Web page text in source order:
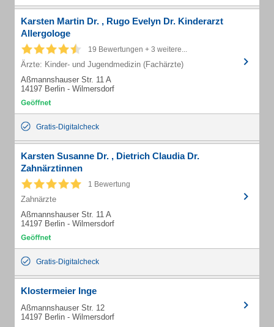
Karsten Martin Dr. , Rugo Evelyn Dr. Kinderarzt
Allergologe
19 Bewertungen + 3 weitere...
Ärzte: Kinder- und Jugendmedizin (Fachärzte)
Aßmannshauser Str. 11 A
14197 Berlin - Wilmersdorf
Gratis-Digitalcheck
Karsten Susanne Dr. , Dietrich Claudia Dr.
Zahnärztinnen
1 Bewertung
Zahnärzte
Aßmannshauser Str. 11 A
14197 Berlin - Wilmersdorf
Gratis-Digitalcheck
Klostermeier Inge
Aßmannshauser Str. 12
14197 Berlin - Wilmersdorf